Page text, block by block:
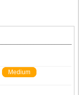
Medium